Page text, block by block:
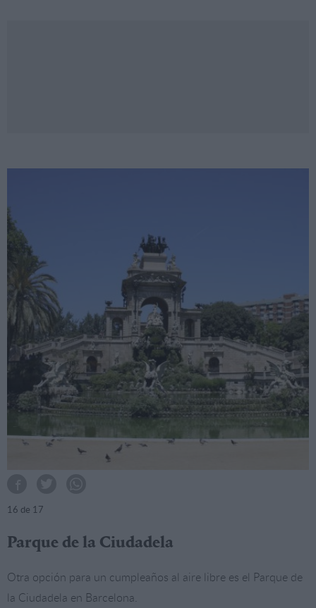
16 de 17
Parque de la Ciudadela
Otra opción para un cumpleaños al aire libre es el Parque de
la Ciudadela en Barcelona.